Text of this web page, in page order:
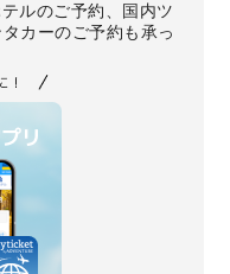
ルのご予約、国内ツ
カーのご予約も承っ